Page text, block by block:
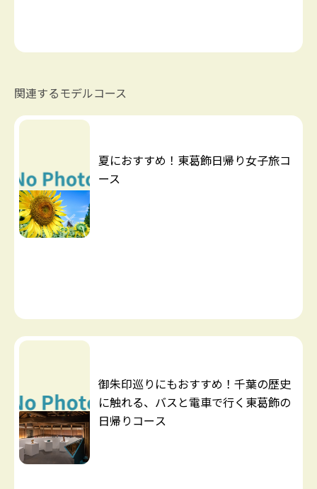
関連するモデルコース
夏におすすめ！東葛飾日帰り女子旅コ
ース
御朱印巡りにもおすすめ！千葉の歴史
に触れる、バスと電車で行く東葛飾の
日帰りコース